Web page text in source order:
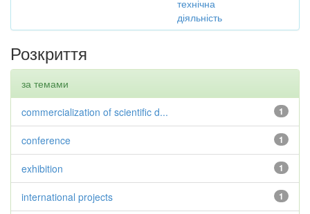
технічна
діяльність
Розкриття
за темами
1
commercialization of scientific d...
1
conference
1
exhibition
1
international projects